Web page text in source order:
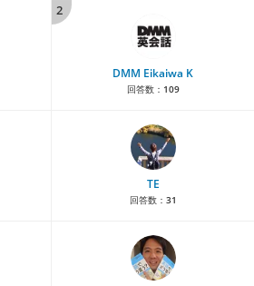
2
DMM Eikaiwa K
回答数： 109
TE
回答数： 31